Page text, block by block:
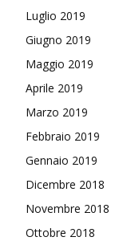
Luglio 2019
Giugno 2019
Maggio 2019
Aprile 2019
Marzo 2019
Febbraio 2019
Gennaio 2019
Dicembre 2018
Novembre 2018
Ottobre 2018